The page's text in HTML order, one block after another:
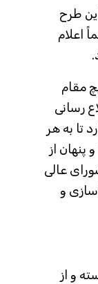
طرح
اعلام
مقام
رسانی
تا به هر
از
عالی
و
و از